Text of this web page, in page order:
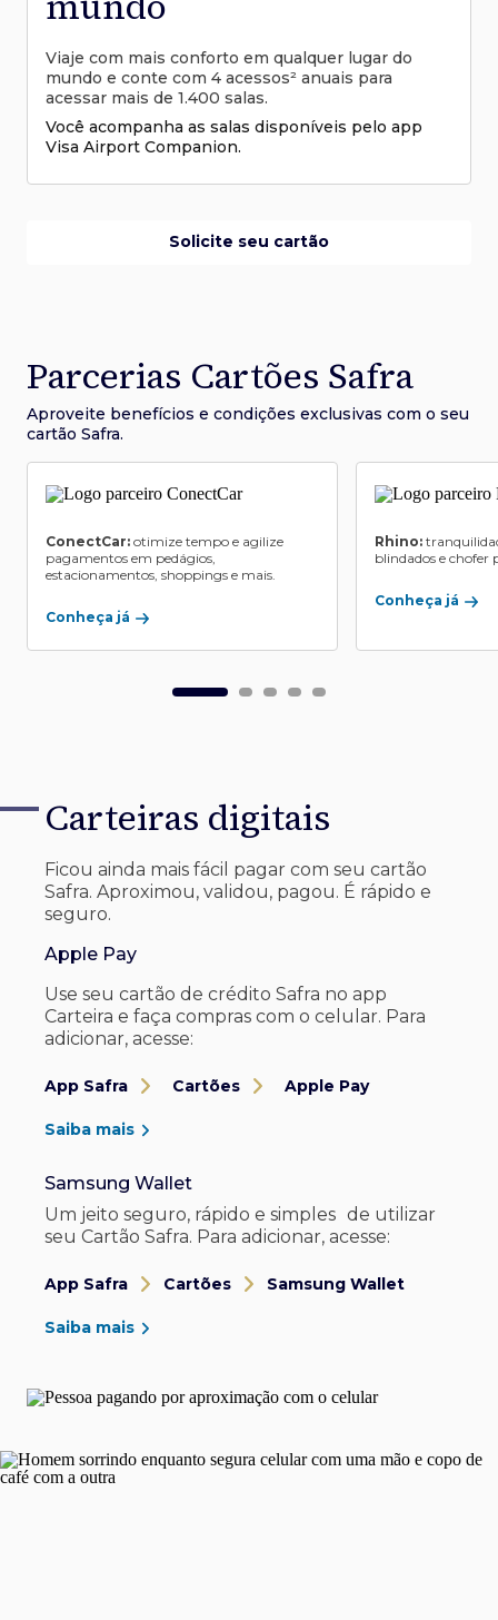
Viaje com mais conforto em qualquer lugar do
mundo e conte com 4 acessos² anuais para
acessar mais de 1.400 salas.
Você acompanha as salas disponíveis pelo app
Visa Airport Companion.
Solicite seu cartão
Parcerias Cartões Safra
Aproveite benefícios e condições exclusivas com o seu
cartão Safra.
ConectCar: otimize tempo e agilize
pagamentos em pedágios,
estacionamentos, shoppings e mais.
Conheça já
Rhino:
blindados e chofer
Conheça já
Carteiras digitais
Ficou ainda mais fácil pagar com seu cartão
Safra. Aproximou, validou, pagou. É rápido e
seguro.
Apple Pay
Use seu cartão de crédito Safra no app
Carteira e faça compras com o celular. Para
adicionar, acesse:
App Safra Cartões Apple Pay
Saiba mais
Samsung Wallet
Um jeito seguro, rápido e simples de utilizar
seu Cartão Safra. Para adicionar, acesse:
App Safra Cartões Samsung Wallet
Saiba mais